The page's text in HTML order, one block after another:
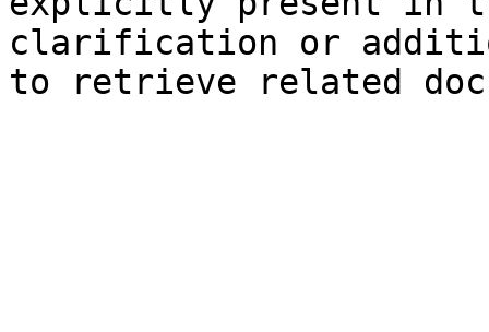
clarification or